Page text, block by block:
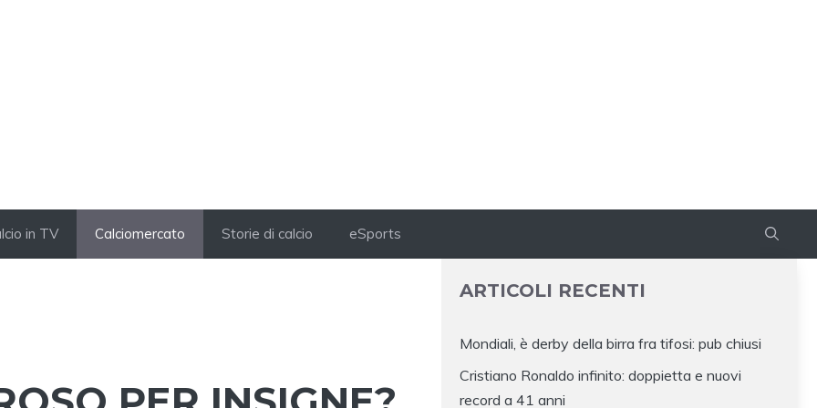
in TV Calciomercato Storie di calcio eSports
ARTICOLI RECENTI
Mondiali, è derby della birra fra tifosi: pub chiusi
Cristiano Ronaldo infinito: doppietta e nuovi
record a 41 anni